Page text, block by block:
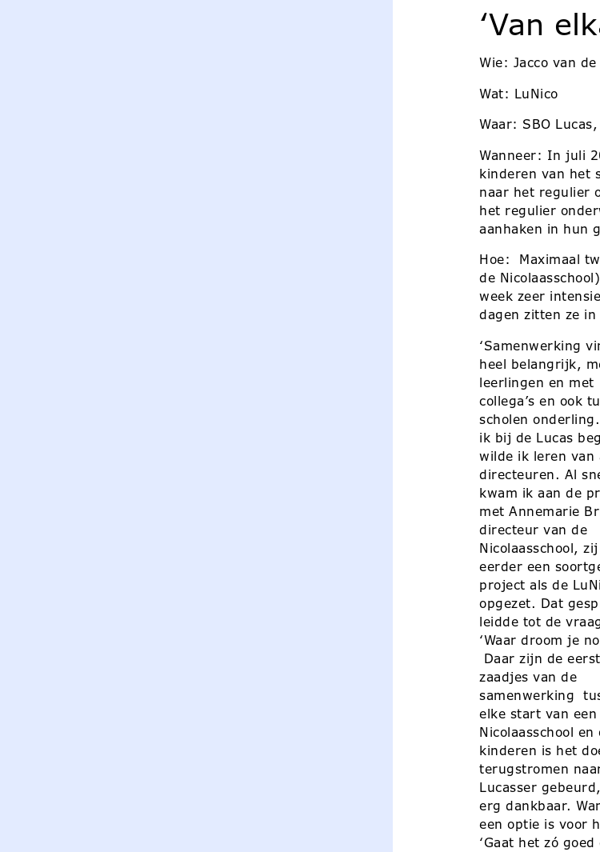
‘Van
Wie: Jacco van
Wat: LuNico
Waar: SBO
Wanneer: In juli
kinderen van het
naar het regulier
het regulier
aanhaken in hun
Hoe: Maximaal
de
week zeer
dagen zitten ze
‘Samenwerking
heel belangrijk,
leerlingen en met
collega’s en ook
scholen
ik bij de Lucas
wilde ik leren van
directeuren. Al
kwam ik aan de
met Annemarie
directeur van de
Nicolaasschool,
eerder een
project als de
opgezet. Dat
leidde tot de
‘Waar droom je
Daar zijn de
zaadjes van de
samenwerking
elke start van
Nicolaasschool
kinderen is het
terugstromen
Lucasser
erg dankbaar.
een optie is voor
‘Gaat het zó goed